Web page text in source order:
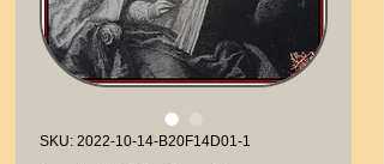
SKU: 2022-10-14-B20F14D01-1